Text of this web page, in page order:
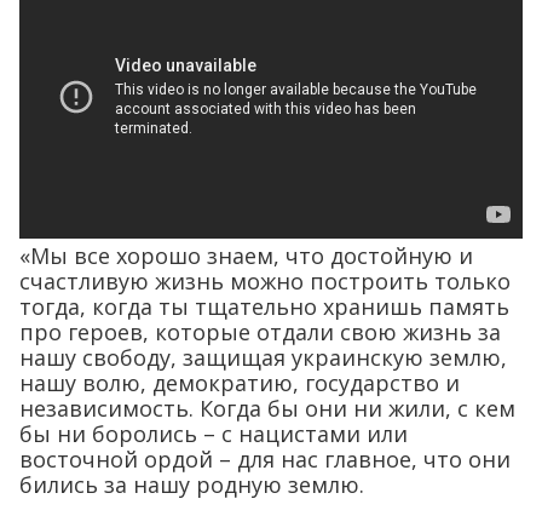
«Мы все хорошо знаем, что достойную и
счастливую жизнь можно построить только
тогда, когда ты тщательно хранишь память
про героев, которые отдали свою жизнь за
нашу свободу, защищая украинскую землю,
нашу волю, демократию, государство и
независимость. Когда бы они ни жили, с кем
бы ни боролись – с нацистами или
восточной ордой – для нас главное, что они
бились за нашу родную землю.